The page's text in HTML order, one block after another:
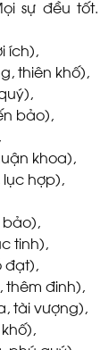
sự đều
ích),
thiên khố),
bảo),
khoa),
lục hợp),
bảo),
tinh),
đạt),
thêm đinh),
tài vượng),